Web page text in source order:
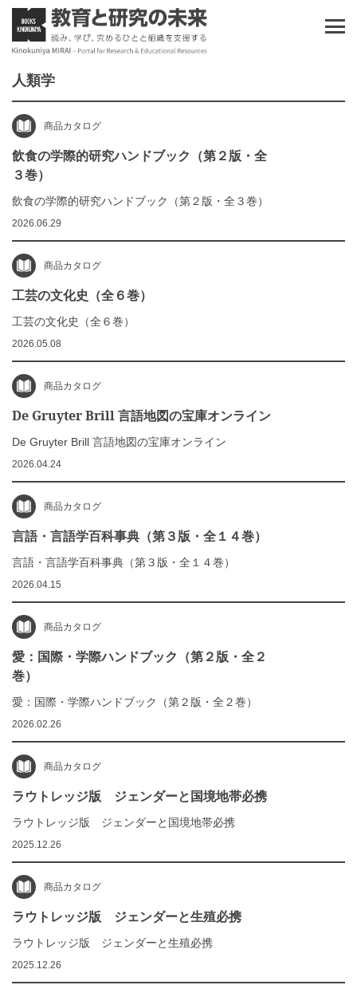
人類学
商品カタログ
飲食の学際的研究ハンドブック（第２版・全
３巻）
飲食の学際的研究ハンドブック（第２版・全３巻）
2026.06.29
商品カタログ
工芸の文化史（全６巻）
工芸の文化史（全６巻）
2026.05.08
商品カタログ
De Gruyter Brill 言語地図の宝庫オンライン
De Gruyter Brill 言語地図の宝庫オンライン
2026.04.24
商品カタログ
言語・言語学百科事典（第３版・全１４巻）
言語・言語学百科事典（第３版・全１４巻）
2026.04.15
商品カタログ
愛：国際・学際ハンドブック（第２版・全２
巻）
愛：国際・学際ハンドブック（第２版・全２巻）
2026.02.26
商品カタログ
ラウトレッジ版 ジェンダーと国境地帯必携
ラウトレッジ版 ジェンダーと国境地帯必携
2025.12.26
商品カタログ
ラウトレッジ版 ジェンダーと生殖必携
ラウトレッジ版 ジェンダーと生殖必携
2025.12.26